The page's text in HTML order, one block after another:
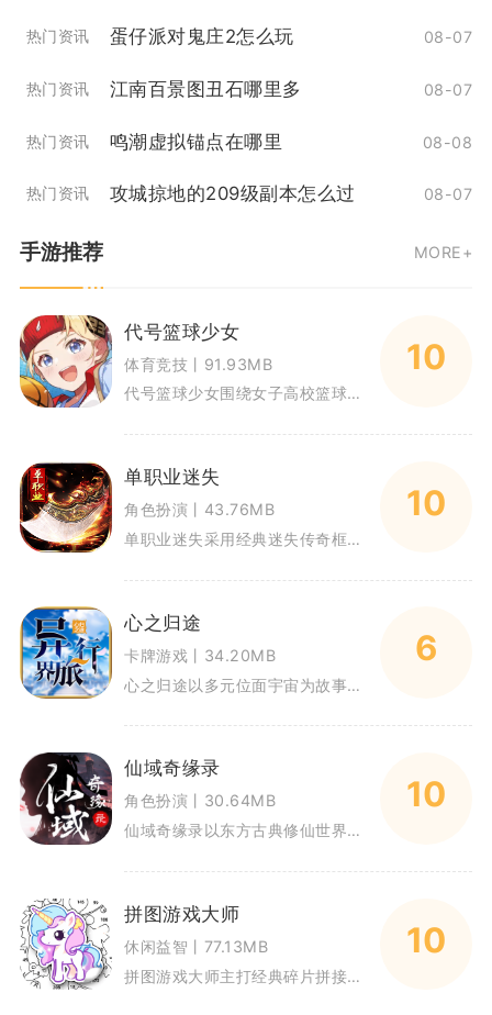
热门资讯 蛋仔派对鬼庄2怎么玩 08-07
热门资讯 江南百景图丑石哪里多 08-07
热门资讯 鸣潮虚拟锚点在哪里 08-08
热门资讯 攻城掠地的209级副本怎么过 08-07
手游推荐 MORE+
代号篮球少女
体育竞技丨91.93MB
代号篮球少女围绕女子高校篮球竞技展开，玩家化身篮球社教练，招募性格各异的少女球员组建球队。游戏融合即时篮球对战与角色养成
10
单职业迷失
角色扮演丨43.76MB
单职业迷失采用经典迷失传奇框架，取消传统三职业划分，所有玩家使用同一套角色体系进行冒险。不用纠结职业选择，进入游戏就能直
10
心之归途
卡牌游戏丨34.20MB
心之归途以多元位面宇宙为故事舞台，玩家化身穿梭各个世界的旅人，追寻灵魂彼岸的真相，探寻以太力量失控背后隐藏的巨大秘密。游
6
仙域奇缘录
角色扮演丨30.64MB
仙域奇缘录以东方古典修仙世界观为基底，带领玩家以散修身份踏入广袤仙界，在层层历练中完成从凡人到飞升上仙的完整修行旅程。游
10
拼图游戏大师
休闲益智丨77.13MB
拼图游戏大师主打经典碎片拼接玩法，专为移动端触屏操作深度优化，是一款适合全年龄段休闲解压的益智手游。游戏收纳了风景、萌宠
10